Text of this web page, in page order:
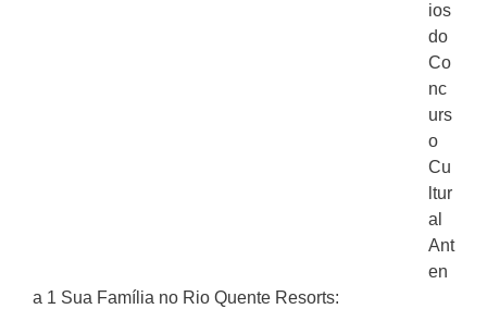
ios
do
Co
nc
urs
o
Cu
ltur
al
Ant
en
a 1 Sua Família no Rio Quente Resorts: